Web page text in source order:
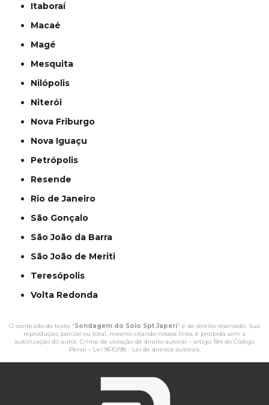
Itaboraí
Macaé
Magé
Mesquita
Nilópolis
Niterói
Nova Friburgo
Nova Iguaçu
Petrópolis
Resende
Rio de Janeiro
São Gonçalo
São João da Barra
São João de Meriti
Teresópolis
Volta Redonda
O conteúdo do texto "Sondagem do Solo Spt Japeri" é de direito reservado. Sua
reprodução, parcial ou total, mesmo citando nossos links, é proibida sem a
autorização do autor. Crime de violação de direito autoral – artigo 184 do Código
Penal – Lei 9610/98 - Lei de direitos autorais.